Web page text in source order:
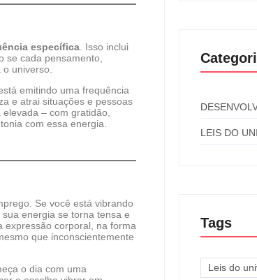
específica . Isso inclui
se cada pensamento,
universo.
emitindo uma frequência
e atrai situações e pessoas
– com gratidão,
com essa energia.
Se você está vibrando
energia se torna tensa e
expressão corporal, na forma
que inconscientemente
o dia com uma
LEIS DO
Tags
Leis do